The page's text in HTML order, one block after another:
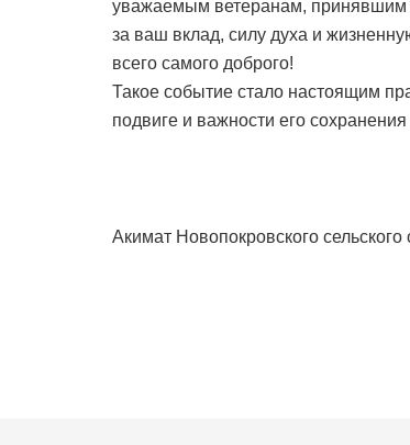
уважаемым ветеранам, принявшим
за ваш вклад, силу духа и
всего самого доброго!
Такое событие стало настоящим
подвиге и важности его
Акимат Новопокровского сельского